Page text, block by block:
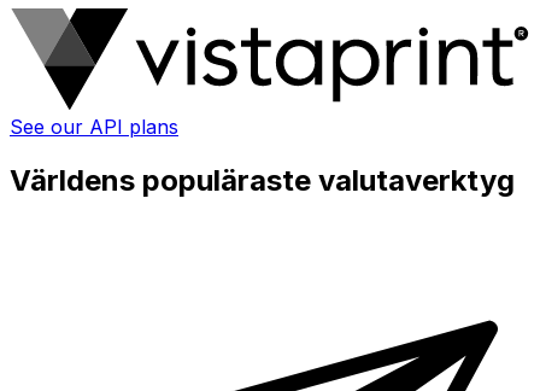
See our API plans
Världens populäraste valutaverktyg